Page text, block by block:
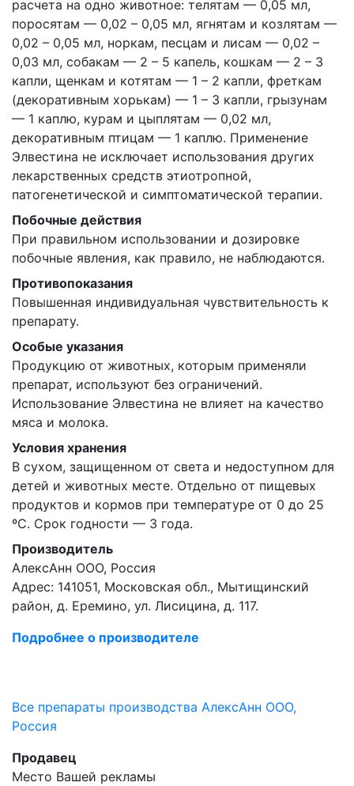
расчета на одно животное: телятам — 0,05 мл,
поросятам — 0,02 – 0,05 мл, ягнятам и козлятам —
0,02 – 0,05 мл, норкам, песцам и лисам — 0,02 –
0,03 мл, собакам — 2 – 5 капель, кошкам — 2 – 3
капли, щенкам и котятам — 1 – 2 капли, фреткам
(декоративным хорькам) — 1 – 3 капли, грызунам
— 1 каплю, курам и цыплятам — 0,02 мл,
декоративным птицам — 1 каплю. Применение
Элвестина не исключает использования других
лекарственных средств этиотропной,
патогенетической и симптоматической терапии.
Побочные действия
При правильном использовании и дозировке
побочные явления, как правило, не наблюдаются.
Противопоказания
Повышенная индивидуальная чувствительность к
препарату.
Особые указания
Продукцию от животных, которым применяли
препарат, используют без ограничений.
Использование Элвестина не влияет на качество
мяса и молока.
Условия хранения
В сухом, защищенном от света и недоступном для
детей и животных месте. Отдельно от пищевых
продуктов и кормов при температуре от 0 до 25
ºС. Срок годности — 3 года.
Производитель
АлексАнн ООО, Россия
Адрес: 141051, Московская обл., Мытищинский
район, д. Еремино, ул. Лисицина, д. 117.
Подробнее о производителе
Все препараты производства АлексАнн ООО,
Россия
Продавец
Место Вашей рекламы